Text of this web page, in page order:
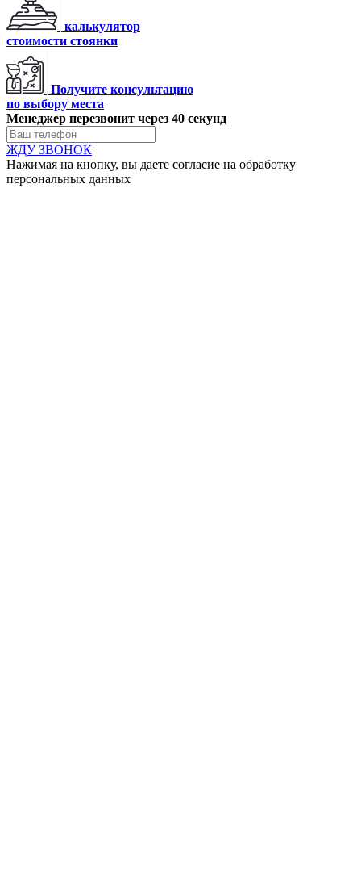
калькулятор
стоимости стоянки
Получите консультацию
по выбору места
Менеджер перезвонит через 40 секунд
ЖДУ ЗВОНОК
Нажимая на кнопку, вы даете согласие на обработку
персональных данных